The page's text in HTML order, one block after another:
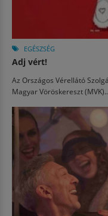
EGÉSZSÉG
Adj vért!
Az Országos Vérellátó
Magyar Vöröskereszt